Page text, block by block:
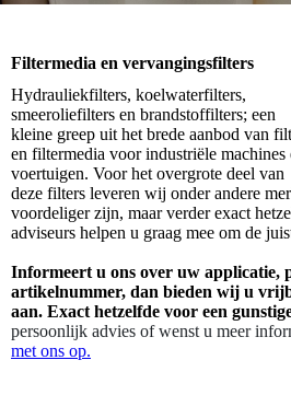
Filtermedia en vervangingsfilters
Hydrauliekfilters, koelwaterfilters,
smeeroliefilters en brandstoffilters; een
kleine greep uit het brede aanbod van
en filtermedia voor industriële machines
voertuigen. Voor het overgrote deel van
deze filters leveren wij onder andere
voordeliger zijn, maar verder exact
adviseurs helpen u graag mee om de
Informeert u ons over uw applicatie,
artikelnummer, dan bieden wij u
aan. Exact hetzelfde voor een
persoonlijk advies of wenst u meer
met ons op.